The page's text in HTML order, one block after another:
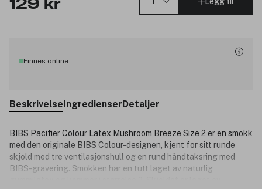
129 kr
Finnes online
BeskrivelseIngredienserDetaljer
BIBS Pacifier Colour Latex Mushroom Breeze Size 2 er en smokk
med den originale BIBS Colour-designen, kjent for sitt runde
skjold med tre ventilasjonshull og en rund håndtaksring med
BIBS-gravering. Smokken har en tutt laget av naturlig